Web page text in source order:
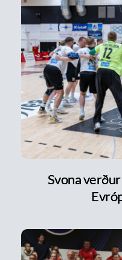
Svona